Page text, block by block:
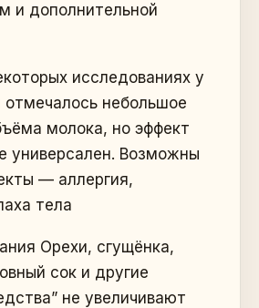
и дополнительной
исследованиях у
небольшое
молока, но эффект
универсален. Возможны
— аллергия,
тела
Орехи, сгущёнка,
сок и другие
не увеличивают